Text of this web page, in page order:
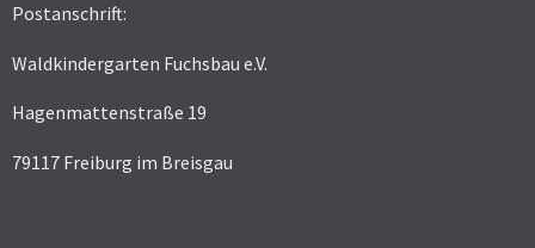
Postanschrift:
Waldkindergarten Fuchsbau e.V.
Hagenmattenstraße 19
79117 Freiburg im Breisgau